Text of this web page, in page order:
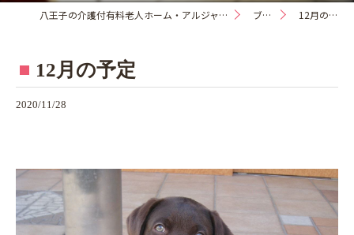
八王子の介護付有料老人ホーム・アルジャンメゾン紅梅 ブログ 12月の予定
12月の予定
2020/11/28